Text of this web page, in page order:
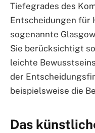
Tiefegrades des
Entscheidungen für
sogenannte
Sie berücksichtigt
leichte
der
beispielsweise die
Das